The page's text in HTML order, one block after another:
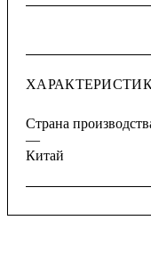
Страна
—
Китай